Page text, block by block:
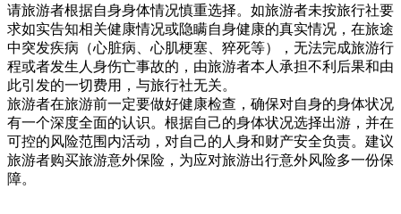
请旅游者根据自身身体情况慎重选择。如旅游者未按旅行社要
求如实告知相关健康情况或隐瞒自身健康的真实情况，在旅途
中突发疾病（心脏病、心肌梗塞、猝死等），无法完成旅游行
程或者发生人身伤亡事故的，由旅游者本人承担不利后果和由
此引发的一切费用，与旅行社无关。
旅游者在旅游前一定要做好健康检查，确保对自身的身体状况
有一个深度全面的认识。根据自己的身体状况选择出游，并在
可控的风险范围内活动，对自己的人身和财产安全负责。建议
旅游者购买旅游意外保险，为应对旅游出行意外风险多一份保
障。